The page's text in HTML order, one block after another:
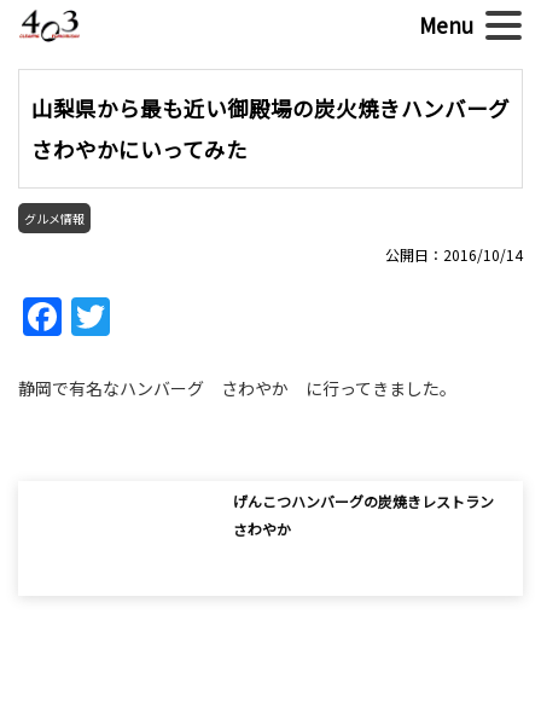
山梨県から最も近い御殿場の炭火焼きハンバーグ
さわやかにいってみた
グルメ情報
公開日：2016/10/14
Facebook
静岡で有名なハンバーグ さわやか に行ってきました。
げんこつハンバーグの炭焼きレストラン
さわやか